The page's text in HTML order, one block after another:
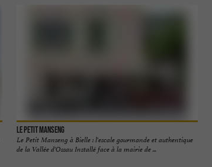
Le Petit Manseng
Le Petit Manseng à Bielle : l'escale gourmande et authentique
de la Vallée d'Ossau Installé face à la mairie de ...